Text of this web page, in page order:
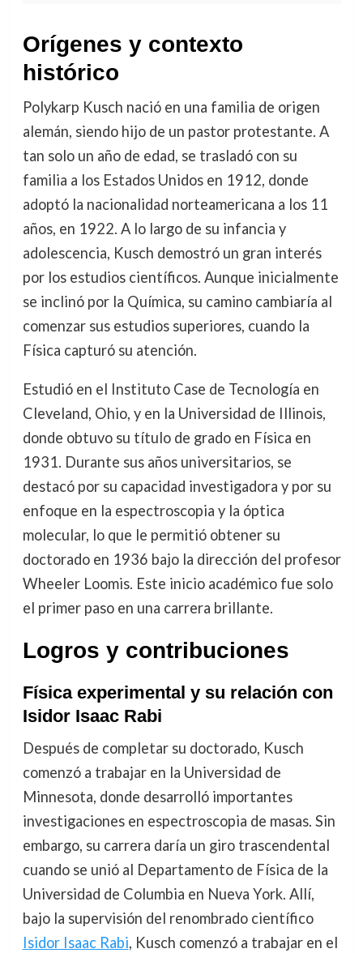
Orígenes y contexto
histórico
Polykarp Kusch nació en una familia de origen
alemán, siendo hijo de un pastor protestante. A
tan solo un año de edad, se trasladó con su
familia a los Estados Unidos en 1912, donde
adoptó la nacionalidad norteamericana a los 11
años, en 1922. A lo largo de su infancia y
adolescencia, Kusch demostró un gran interés
por los estudios científicos. Aunque inicialmente
se inclinó por la Química, su camino cambiaría al
comenzar sus estudios superiores, cuando la
Física capturó su atención.
Estudió en el Instituto Case de Tecnología en
Cleveland, Ohio, y en la Universidad de Illinois,
donde obtuvo su título de grado en Física en
1931. Durante sus años universitarios, se
destacó por su capacidad investigadora y por su
enfoque en la espectroscopia y la óptica
molecular, lo que le permitió obtener su
doctorado en 1936 bajo la dirección del profesor
Wheeler Loomis. Este inicio académico fue solo
el primer paso en una carrera brillante.
Logros y contribuciones
Física experimental y su relación con
Isidor Isaac Rabi
Después de completar su doctorado, Kusch
comenzó a trabajar en la Universidad de
Minnesota, donde desarrolló importantes
investigaciones en espectroscopia de masas. Sin
embargo, su carrera daría un giro trascendental
cuando se unió al Departamento de Física de la
Universidad de Columbia en Nueva York. Allí,
bajo la supervisión del renombrado científico
Isidor Isaac Rabi, Kusch comenzó a trabajar en el